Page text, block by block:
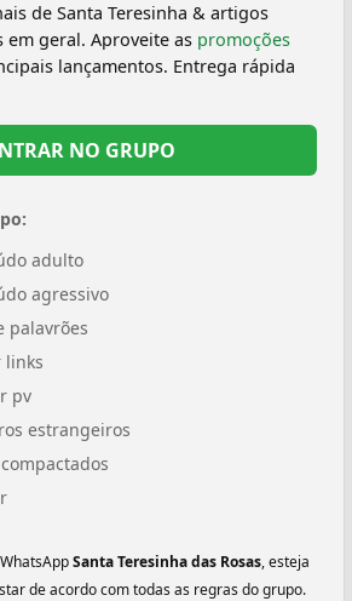
de Santa Teresinha & artigos
geral. Aproveite as promoções
lançamentos. Entrega rápida
NO GRUPO
adulto
agressivo
palavrões
links
pv
estrangeiros
Santa Teresinha das Rosas, esteja
de acordo com todas as regras do grupo.